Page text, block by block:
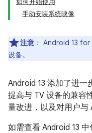
如何开始使用
手动安装系统映像
注意 ： Android 13 for
设备。
Android 13 添加了进
提高与 TV 设备的兼容
量改进，以及对用户与
如需查看 Android 13